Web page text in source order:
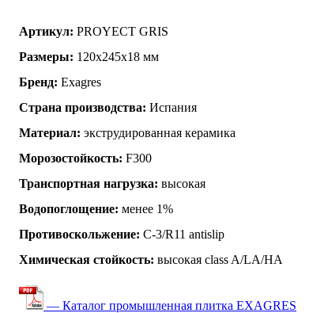
Артикул: PROYECT GRIS
Размеры: 120x245x18 мм
Бренд: Exagres
Страна производства: Испания
Материал: экструдированная керамика
Морозостойкость: F300
Транспортная нагрузка: высокая
Водопоглощение: менее 1%
Противоскольжение: C-3/R11 antislip
Химическая стойкость: высокая class A/LA/HA
— Каталог промышленная плитка EXAGRES